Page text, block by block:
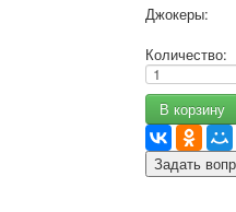
О
Джокеры:
Количество:
Задать